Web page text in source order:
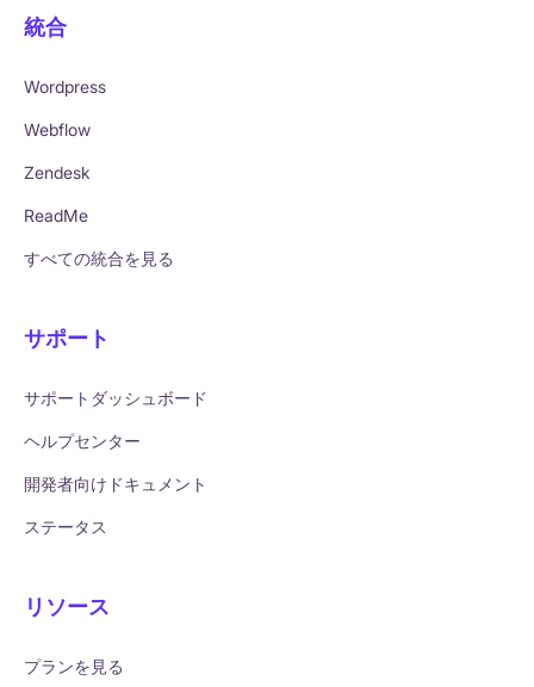
統合
Wordpress
Webflow
Zendesk
ReadMe
すべての統合を見る
サポート
サポートダッシュボード
ヘルプセンター
開発者向けドキュメント
ステータス
リソース
プランを見る